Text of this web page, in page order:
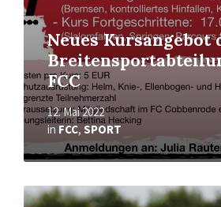
Neues Kursangebot
FCC
12. Mai 2022
in FCC, SPORT
Mehr